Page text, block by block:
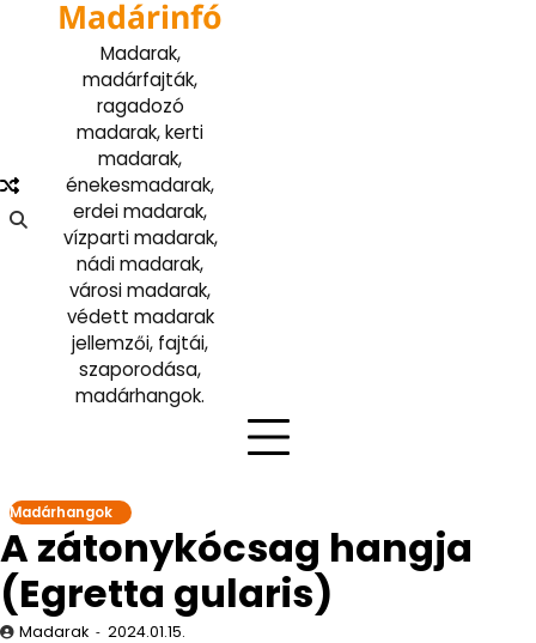
Madárinfó
Madarak,
madárfajták,
ragadozó
madarak, kerti
madarak,
énekesmadarak,
erdei madarak,
vízparti madarak,
nádi madarak,
városi madarak,
védett madarak
jellemzői, fajtái,
szaporodása,
madárhangok.
Madárhangok
A zátonykócsag hangja
(Egretta gularis)
Madarak 2024.01.15.